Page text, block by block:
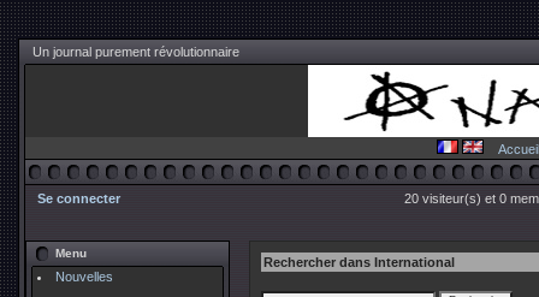
Un journal purement révolutionnaire
Accueil
Se connecter 20 visiteur(s) et 0
Menu
Nouvelles
Rechercher dans International